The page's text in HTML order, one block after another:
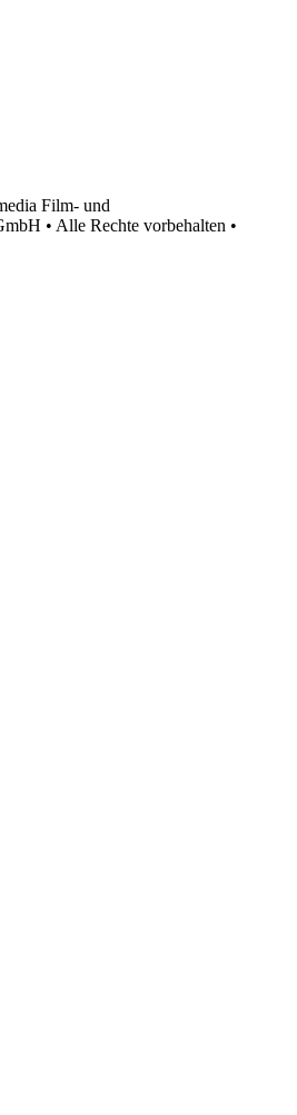
Film- und
• Alle Rechte vorbehalten •